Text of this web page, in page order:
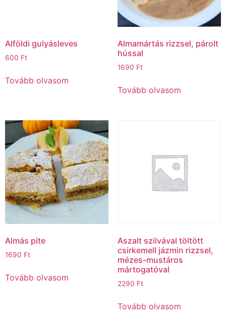
Alföldi gulyásleves
600 Ft
Tovább olvasom
Almamártás rizzsel, párolt
hússal
1690 Ft
Tovább olvasom
Almás pite
1690 Ft
Tovább olvasom
Aszalt szilvával töltött
csirkemell jázmin rizzsel,
mézes-mustáros
mártogatóval
2290 Ft
Tovább olvasom